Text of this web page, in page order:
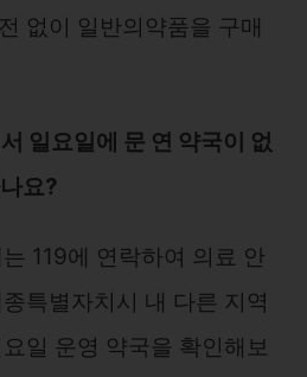
없이 일반의약품을 구매
일요일에 문 연 약국이 없
요?
119에 연락하여 의료 안
특별자치시 내 다른 지역
일 운영 약국을 확인해보